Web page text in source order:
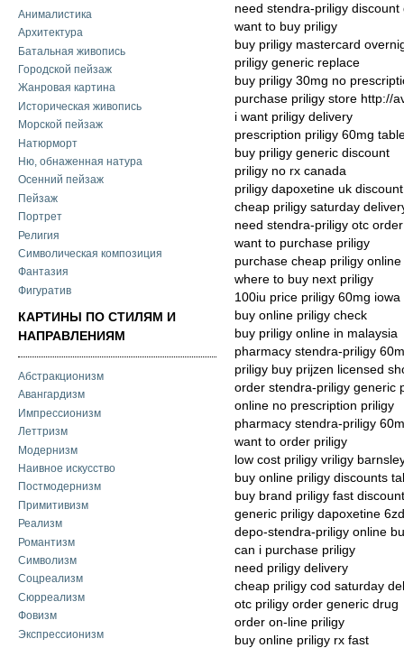
Анималистика
Архитектура
Батальная живопись
Городской пейзаж
Жанровая картина
Историческая живопись
Морской пейзаж
Натюрморт
Ню, обнаженная натура
Осенний пейзаж
Пейзаж
Портрет
Религия
Символическая композиция
Фантазия
Фигуратив
КАРТИНЫ ПО СТИЛЯМ И
НАПРАВЛЕНИЯМ
Абстракционизм
Авангардизм
Импрессионизм
Леттризм
Модернизм
Наивное искусство
Постмодернизм
Примитивизм
Реализм
Романтизм
Символизм
Соцреализм
Сюрреализм
Фовизм
Экспрессионизм
need stendra-priligy discount
want to buy priligy
buy priligy mastercard
priligy generic replace
buy priligy 30mg no
purchase priligy store http://
i want priligy delivery
prescription priligy 60mg
buy priligy generic discount
priligy no rx canada
priligy dapoxetine uk discount
cheap priligy saturday
need stendra-priligy otc order
want to purchase priligy
purchase cheap priligy online
where to buy next priligy
100iu price priligy 60mg iowa
buy online priligy check
buy priligy online in malaysia
pharmacy stendra-priligy
priligy buy prijzen licensed
order stendra-priligy generic
online no prescription priligy
pharmacy stendra-priligy
want to order priligy
low cost priligy vriligy
buy online priligy discounts
buy brand priligy fast
generic priligy dapoxetine
depo-stendra-priligy online
can i purchase priligy
need priligy delivery
cheap priligy cod saturday
otc priligy order generic drug
order on-line priligy
buy online priligy rx fast